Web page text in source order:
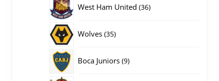
West Ham United 3636
Wolves 3535
Boca Juniors 99